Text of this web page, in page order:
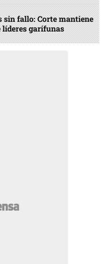
sin fallo: Corte mantiene
líderes garífunas